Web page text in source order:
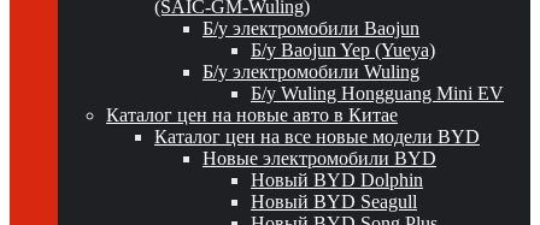
(SAIC-GM-Wuling)
Б/у электромобили Baojun
Б/у Baojun Yep (Yueya)
Б/у электромобили Wuling
Б/у Wuling Hongguang Mini EV
Каталог цен на новые авто в Китае
Каталог цен на все новые модели BYD
Новые электромобили BYD
Новый BYD Dolphin
Новый BYD Seagull